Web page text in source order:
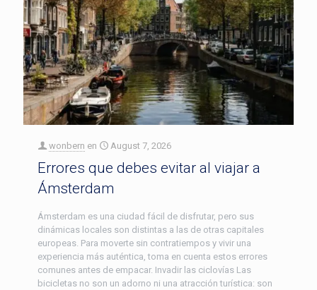
wonbern en August 7, 2026
Errores que debes evitar al viajar a
Ámsterdam
Ámsterdam es una ciudad fácil de disfrutar, pero sus
dinámicas locales son distintas a las de otras capitales
europeas. Para moverte sin contratiempos y vivir una
experiencia más auténtica, toma en cuenta estos errores
comunes antes de empacar. Invadir las ciclovías Las
bicicletas no son un adorno ni una atracción turística: son